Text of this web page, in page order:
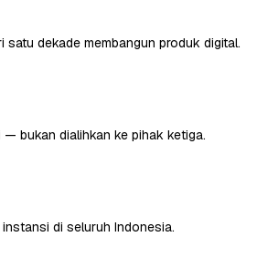
satu dekade membangun produk digital.
— bukan dialihkan ke pihak ketiga.
di seluruh Indonesia.